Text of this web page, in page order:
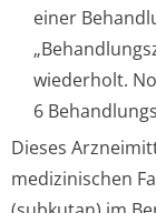
einer
wiederholt.
6
Dieses
medizinischen